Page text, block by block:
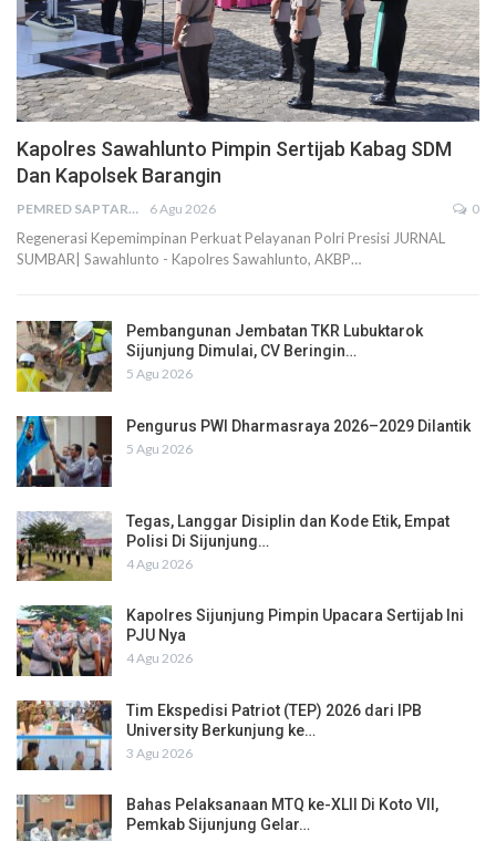
Kapolres Sawahlunto Pimpin Sertijab Kabag SDM
Dan Kapolsek Barangin
PEMRED SAPTARIUS 6 Agu 2026 0
Regenerasi Kepemimpinan Perkuat Pelayanan Polri Presisi JURNAL
SUMBAR| Sawahlunto - Kapolres Sawahlunto, AKBP…
Pembangunan Jembatan TKR Lubuktarok
Sijunjung Dimulai, CV Beringin…
5 Agu 2026
Pengurus PWI Dharmasraya 2026–2029 Dilantik
5 Agu 2026
Tegas, Langgar Disiplin dan Kode Etik, Empat
Polisi Di Sijunjung…
4 Agu 2026
Kapolres Sijunjung Pimpin Upacara Sertijab Ini
PJU Nya
4 Agu 2026
Tim Ekspedisi Patriot (TEP) 2026 dari IPB
University Berkunjung ke…
3 Agu 2026
Bahas Pelaksanaan MTQ ke-XLII Di Koto VII,
Pemkab Sijunjung Gelar…